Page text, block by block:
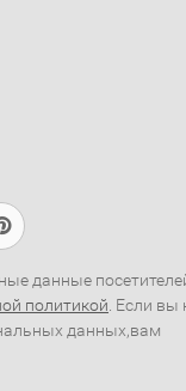
данные
политикой . Если вы
данных,вам